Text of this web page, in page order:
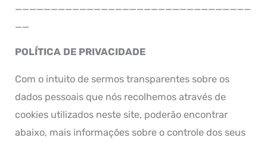
_________________________________
__
POLÍTICA DE PRIVACIDADE
Com o intuito de sermos transparentes sobre os
dados pessoais que nós recolhemos através de
cookies utilizados neste site, poderão encontrar
abaixo, mais informações sobre o controle dos seus